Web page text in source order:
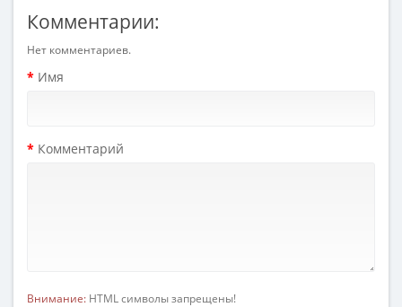
Комментарии:
Нет комментариев.
Имя
Комментарий
Внимание: HTML символы запрещены!